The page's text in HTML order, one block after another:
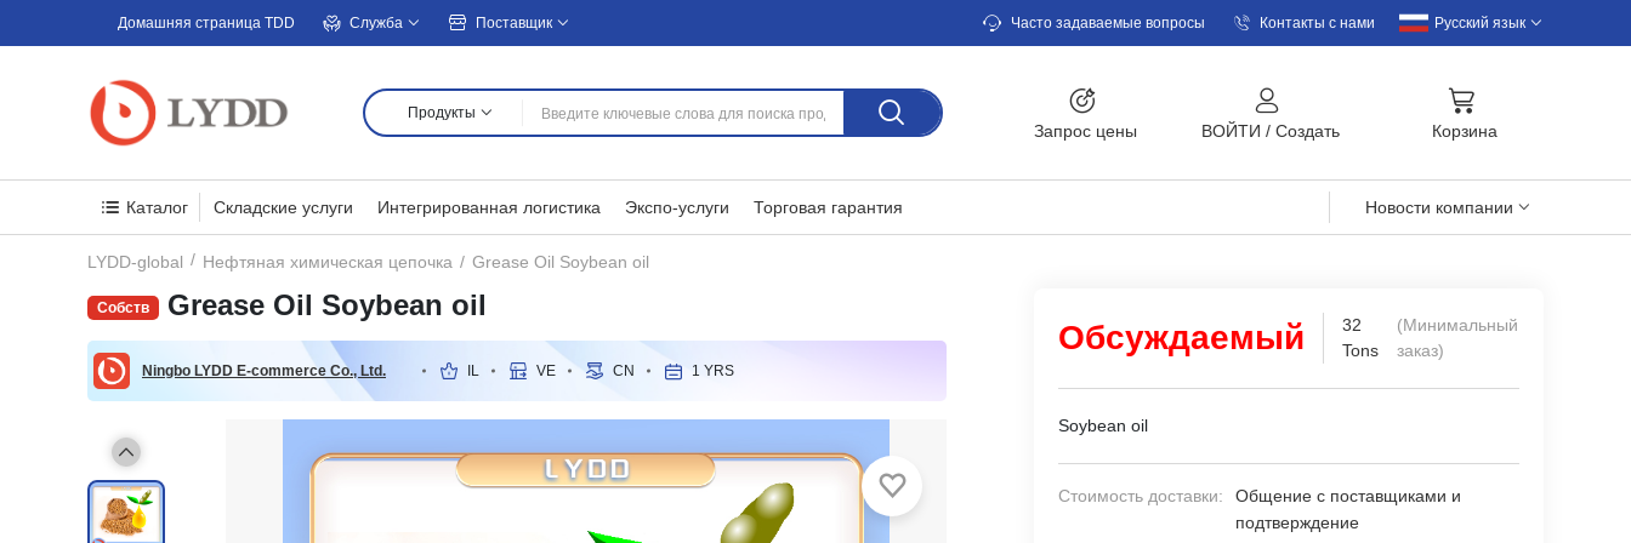
Домашняя страница TDD Служба Поставщик Часто задаваемые вопросы Контакты с нами Русский язык
Продукты
Запрос цены BOЙTИ / Cоздать Корзина
Каталог Складские услуги Интегрированная логистика Экспо-услуги Торговая гарантия Новости компании
LYDD-global Нефтяная химическая цепочка Grease Oil Soybean oil
Grease Oil Soybean oil
Ningbo LYDD E-commerce Co., Ltd. IL VE CN 1 YRS
Обсуждаемый
32
Tons
(Минимальный
заказ)
Soybean oil
Стоимость доставки:
Общение с поставщиками и
подтверждение